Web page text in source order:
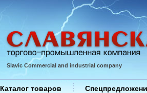
Slavic Commercial and industrial company
Каталог товаров